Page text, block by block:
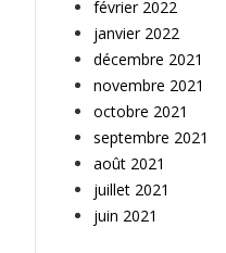
février 2022
janvier 2022
décembre 2021
novembre 2021
octobre 2021
septembre 2021
août 2021
juillet 2021
juin 2021